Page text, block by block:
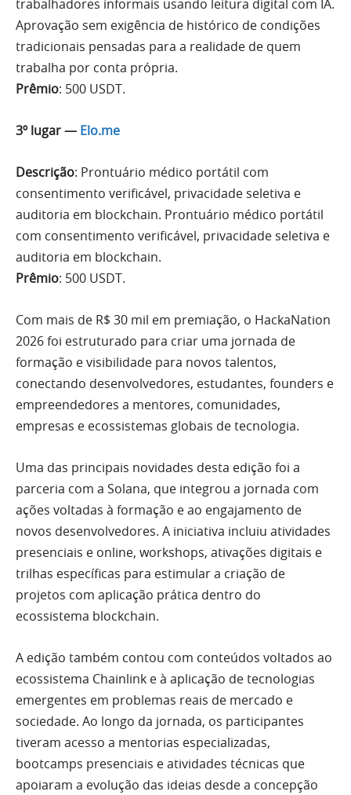
trabalhadores informais usando leitura digital com IA.
Aprovação sem exigência de histórico de condições
tradicionais pensadas para a realidade de quem
trabalha por conta própria.
Prêmio: 500 USDT.
3º lugar — Elo.me
Descrição: Prontuário médico portátil com
consentimento verificável, privacidade seletiva e
auditoria em blockchain. Prontuário médico portátil
com consentimento verificável, privacidade seletiva e
auditoria em blockchain.
Prêmio: 500 USDT.
Com mais de R$ 30 mil em premiação, o HackaNation
2026 foi estruturado para criar uma jornada de
formação e visibilidade para novos talentos,
conectando desenvolvedores, estudantes, founders e
empreendedores a mentores, comunidades,
empresas e ecossistemas globais de tecnologia.
Uma das principais novidades desta edição foi a
parceria com a Solana, que integrou a jornada com
ações voltadas à formação e ao engajamento de
novos desenvolvedores. A iniciativa incluiu atividades
presenciais e online, workshops, ativações digitais e
trilhas específicas para estimular a criação de
projetos com aplicação prática dentro do
ecossistema blockchain.
A edição também contou com conteúdos voltados ao
ecossistema Chainlink e à aplicação de tecnologias
emergentes em problemas reais de mercado e
sociedade. Ao longo da jornada, os participantes
tiveram acesso a mentorias especializadas,
bootcamps presenciais e atividades técnicas que
apoiaram a evolução das ideias desde a concepção